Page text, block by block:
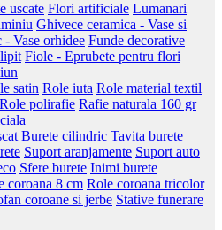
uscate Flori artificiale Lumanari
Ghivece ceramica - Vase si
Vase orhidee Funde decorative
Fiole - Eprubete pentru flori
satin Role iuta Role material textil
Role polirafie Rafie naturala 160 gr
Burete cilindric Tavita burete
Suport aranjamente Suport auto
Sfere burete Inimi burete
coroana 8 cm Role coroana tricolor
coroane si jerbe Stative funerare